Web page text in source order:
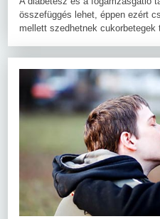
összefüggés lehet, éppen ezért
mellett szedhetnek cukorbetegek